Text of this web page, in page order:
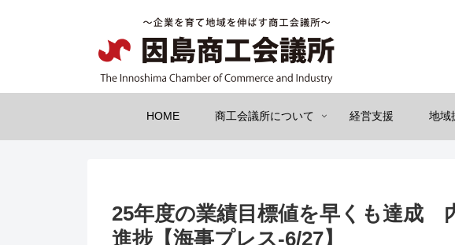
HOME 商工会議所について 経営支援 地域
25年度の業績目標値を早くも達成
進捗【海事プレス-6/27】